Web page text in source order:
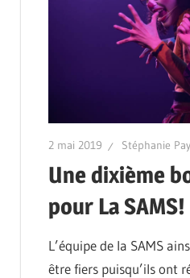
2 mai 2019 Stéphanie
Une dixième
pour La SAMS!
L’équipe de la SAMS
être fiers puisqu’ils ont